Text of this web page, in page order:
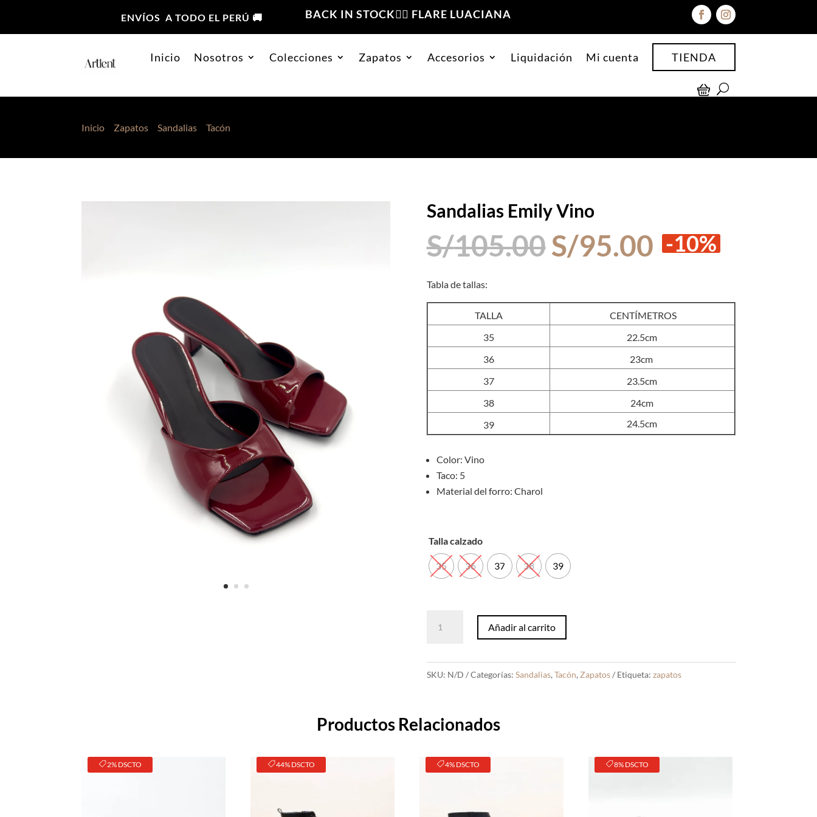
ENVÍOS A TODO EL PERÚ 🚚 BACK IN STOCK❤️‍🔥 FLARE LUACIANA
Inicio Nosotros Colecciones Zapatos Accesorios Liquidación Mi cuenta TIENDA
Inicio Zapatos >Sandalias >Tacón
Sandalias Emily Vino
S/105.00El
precio
era:
S/105.00.
S/95.00El
precio
es:
S/95.00.
-10%
Tabla de tallas:
TALLA
CENTÍMETROS
35
22.5cm
36
23cm
37
23.5cm
38
24cm
39
24.5cm
Color: Vino
Taco: 5
Material del forro: Charol
Talla calzado
35 36 37 38 39
Añadir al carrito
SKU: N/D Categorías: Sandalias, Tacón, Zapatos Etiqueta: zapatos
Productos Relacionados
2% DSCTO 44% DSCTO 4% DSCTO 8% DSCTO